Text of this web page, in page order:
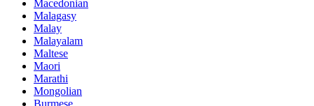
Macedonian
Malagasy
Malay
Malayalam
Maltese
Maori
Marathi
Mongolian
Burmese